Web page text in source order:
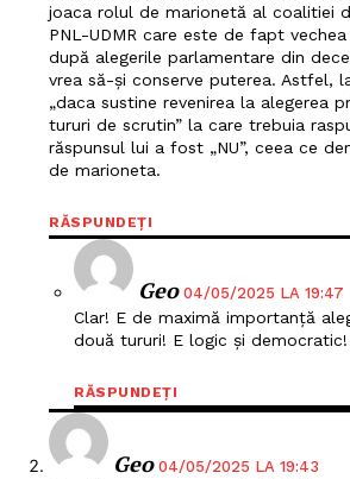
joaca rolul de marionetă al coalitiei
PNL-UDMR care este de fapt
după alegerile parlamentare din
vrea să-şi conserve puterea. Astfel,
„daca sustine revenirea la alegerea
tururi de scrutin” la care trebuia
răspunsul lui a fost „NU”, ceea ce
de marioneta.
RĂSPUNDEȚI
Geo 04/05/2025 LA 19:47
Clar! E de maximă importanță
două tururi! E logic și democratic!
RĂSPUNDEȚI
Geo 04/05/2025 LA 19:43